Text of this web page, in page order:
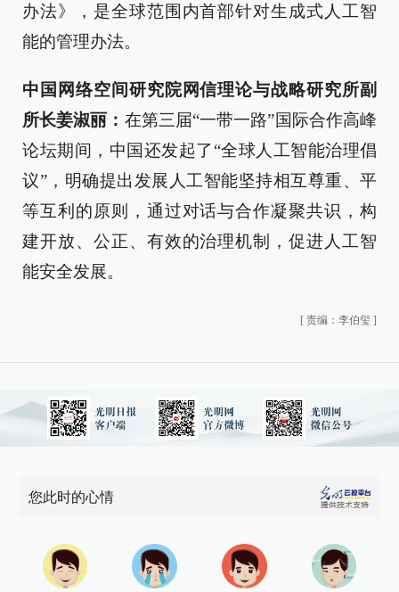
办法》，是全球范围内首部针对生成式人工智
能的管理办法。
中国网络空间研究院网信理论与战略研究所副
所长姜淑丽： 在第三届“一带一路”国际合作高峰
论坛期间，中国还发起了“全球人工智能治理倡
议”，明确提出发展人工智能坚持相互尊重、平
等互利的原则，通过对话与合作凝聚共识，构
建开放、公正、有效的治理机制，促进人工智
能安全发展。
[ 责编：李伯玺 ]
您此时的心情